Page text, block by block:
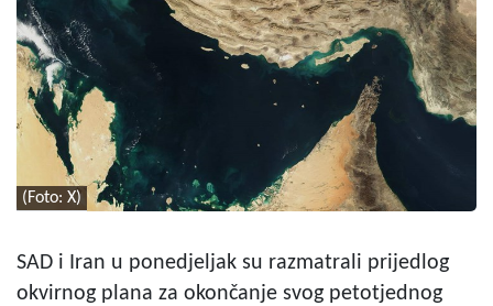
(Foto: X)
SAD i Iran u ponedjeljak su razmatrali prijedlog
okvirnog plana za okončanje svog petotjednog